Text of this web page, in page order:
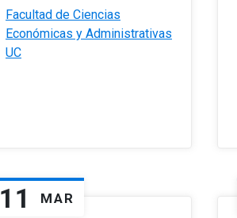
Facultad de Ciencias
Económicas y Administrativas
UC
11 MAR